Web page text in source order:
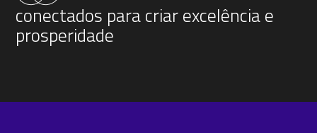
conectados para criar excelência e
prosperidade